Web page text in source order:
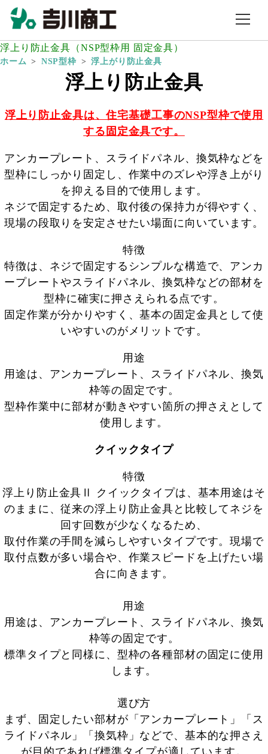
浮上り防止金具（NSP型枠用 固定金具）
ホーム NSP型枠 浮上がり防止金具
浮上り防止金具
浮上り防止金具は、住宅基礎工事のNSP型枠で使用
する固定金具です。
アンカープレート、スライドパネル、換気枠などを
型枠にしっかり固定し、作業中のズレや浮き上がり
を抑える目的で使用します。
ネジで固定するため、取付後の保持力が得やすく、
現場の段取りを安定させたい場面に向いています。
特徴
特徴は、ネジで固定するシンプルな構造で、アンカ
ープレートやスライドパネル、換気枠などの部材を
型枠に確実に押さえられる点です。
固定作業が分かりやすく、基本の固定金具として使
いやすいのがメリットです。
用途
用途は、アンカープレート、スライドパネル、換気
枠等の固定です。
型枠作業中に部材が動きやすい箇所の押さえとして
使用します。
クイックタイプ
特徴
浮上り防止金具Ⅱ クイックタイプは、基本用途はそ
のままに、従来の浮上り防止金具と比較してネジを
回す回数が少なくなるため、
取付作業の手間を減らしやすいタイプです。現場で
取付点数が多い場合や、作業スピードを上げたい場
合に向きます。
用途
用途は、アンカープレート、スライドパネル、換気
枠等の固定です。
標準タイプと同様に、型枠の各種部材の固定に使用
します。
選び方
まず、固定したい部材が「アンカープレート」「ス
ライドパネル」「換気枠」などで、基本的な押さえ
が目的であれば標準タイプが適しています。